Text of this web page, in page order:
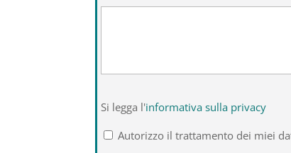
legga
l'informativa
Si legga l'informativa sulla privacy
Autorizzo il trattamento dei miei